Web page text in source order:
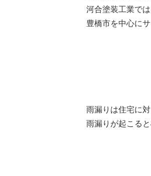
河合塗装工業で
豊橋市を中心に
雨漏りは住宅に
雨漏りが起こる